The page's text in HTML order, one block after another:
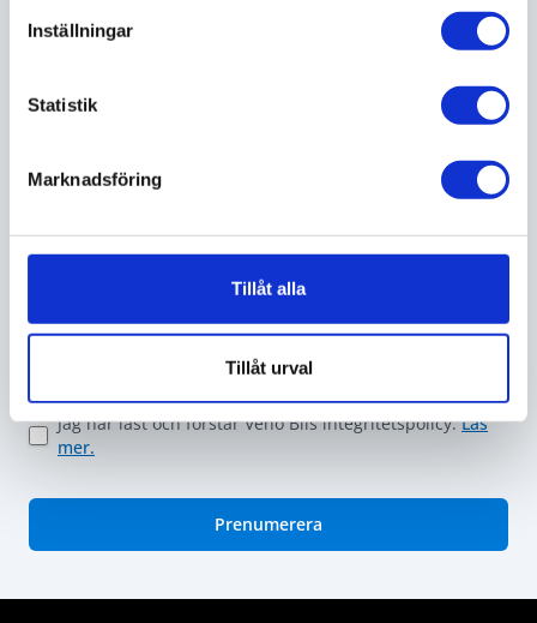
Inställningar
Statistik
Marknadsföring
Tillåt alla
Tillåt urval
Intressant? Anmäl dig till vårt nyhetsbrev.
E-postadress
Vilken typ av bil är du intresserad av?
Personbil
Företagsbil
Lastbil
Jag har läst och förstår Veho Bils integritetspolicy.Läs
mer.
Prenumerera